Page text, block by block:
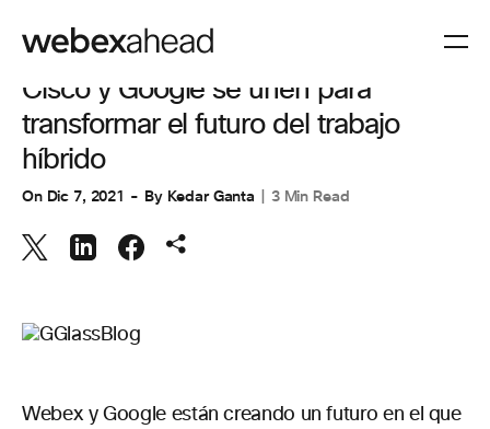
COLABORACIÓN
Cisco y Google se unen para
transformar el futuro del trabajo
híbrido
On Dic 7, 2021 By Kedar Ganta 3 Min Read
Webex y Google están creando un futuro en el que